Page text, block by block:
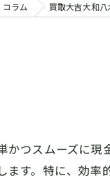
コラム 買取大吉大和
つスムーズに現
す。特に、効率